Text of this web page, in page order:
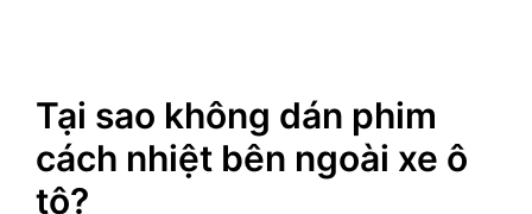
Tại sao không dán phim
cách nhiệt bên ngoài xe ô
tô?